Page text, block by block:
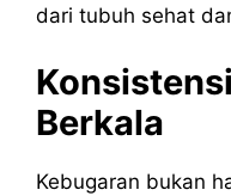
dari tubuh sehat
Berkala
Kebugaran bukan